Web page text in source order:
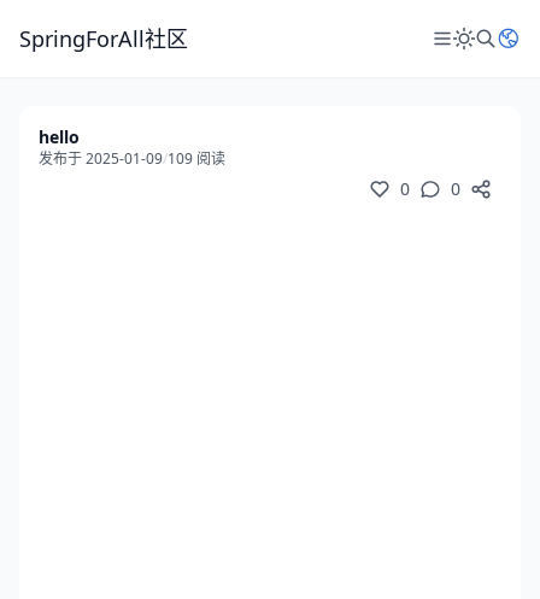
SpringForAll社区
hello
发布于 2025-01-09/109 阅读
0 0